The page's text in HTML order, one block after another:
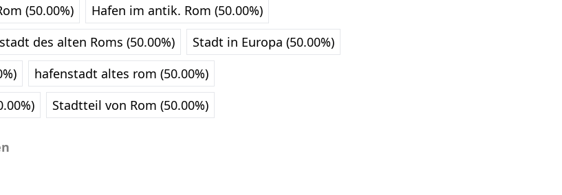
(50.00%)
Hafen im antik. Rom (50.00%)
des alten Roms (50.00%)
Stadt in Europa (50.00%)
hafenstadt altes rom (50.00%)
Stadtteil von Rom (50.00%)